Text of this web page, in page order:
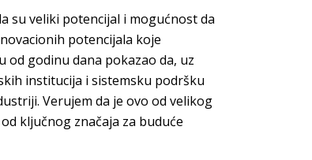
su veliki potencijal i mogućnost da
potencijala koje
od godinu dana pokazao da, uz
institucija i sistemsku podršku
Verujem da je ovo od velikog
ključnog značaja za buduće